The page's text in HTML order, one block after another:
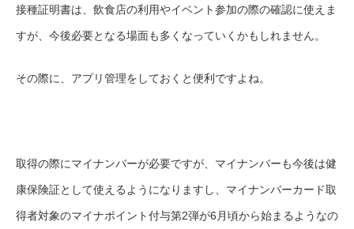
接種証明書は、飲食店の利用やイベント参加の際の確認に使えま
すが、今後必要となる場面も多くなっていくかもしれません。
その際に、アプリ管理をしておくと便利ですよね。
取得の際にマイナンバーが必要ですが、マイナンバーも今後は健
康保険証として使えるようになりますし、マイナンバーカード取
得者対象のマイナポイント付与第2弾が6月頃から始まるようなの